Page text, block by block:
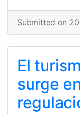
Submitted on
El
surge